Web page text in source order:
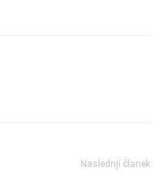
Naslednji članek